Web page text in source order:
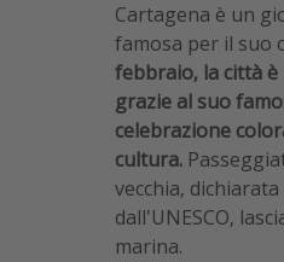
Cartagena è un
famosa per il suo
febbraio, la città
grazie al suo
celebrazione
cultura.
vecchia,
dall'UNESCO,
marina.